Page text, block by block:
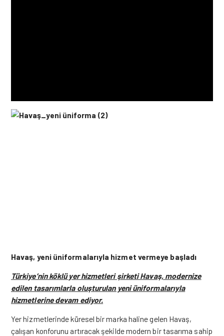
Havaş, yeni üniformalarıyla hizmet vermeye başladı
Türkiye’nin köklü yer hizmetleri şirketi Havaş, modernize
edilen tasarımlarla oluşturulan yeni üniformalarıyla
hizmetlerine devam ediyor.
Yer hizmetlerinde küresel bir marka haline gelen Havaş,
çalışan konforunu artıracak şekilde modern bir tasarıma sahip